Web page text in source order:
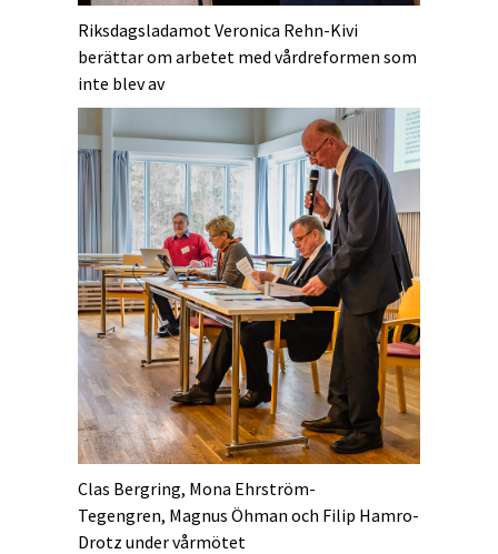
Riksdagsladamot Veronica Rehn-Kivi
berättar om arbetet med vårdreformen som
inte blev av
Clas Bergring, Mona Ehrström-
Tegengren, Magnus Öhman och Filip Hamro-
Drotz under vårmötet